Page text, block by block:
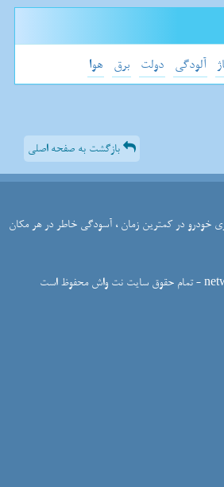
آلودگی دولت برق هوا
بازگشت به صفحه اصلی
در کمترین زمان ، آسودگی خاطر در هر مکان